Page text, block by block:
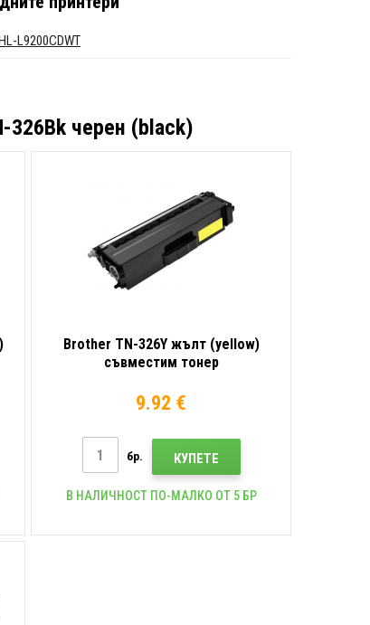
L9200CDWT
326Bk черен (black)
Brother TN-326Y жълт (yellow)
съвместим тонер
9.92 €
бр. КУПЕТЕ
В НАЛИЧНОСТ ПО-МАЛКО ОТ 5 БР